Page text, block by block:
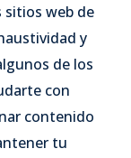
sitios web de
y
de los
con
contenido
tu